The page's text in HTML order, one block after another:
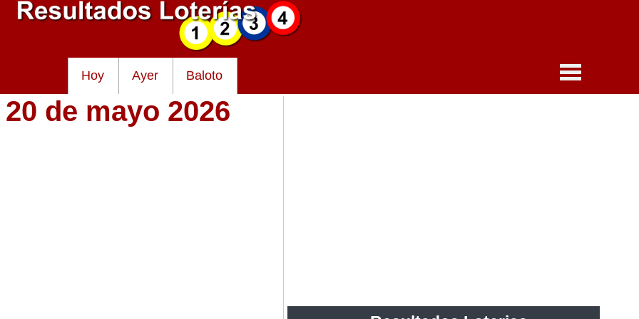
Hoy Ayer Baloto
de mayo 2026